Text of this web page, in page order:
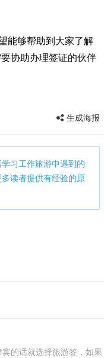
能够帮助到大家了解
协助办理签证的伙伴
生成海报
习工作旅游中遇到的
读者提供有经验的原
的话就选择旅游签，如果